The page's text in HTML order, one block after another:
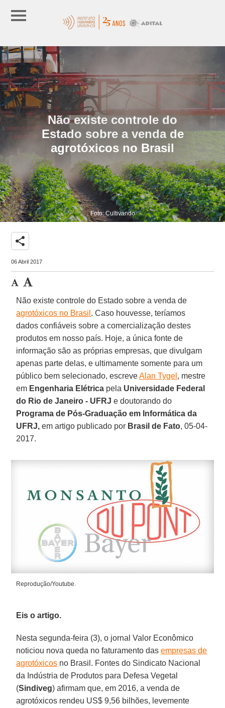
Não existe controle do
Estado sobre a venda de
agrotóxicos no Brasil
Foto: Cultivando
share
06 Abril 2017
Não existe controle do Estado sobre a venda de
agrotóxicos no Brasil . Caso houvesse, teríamos
dados confiáveis sobre a comercialização destes
produtos em nosso país. Hoje, a única fonte de
informação são as próprias empresas, que divulgam
apenas parte delas, e ultimamente somente para um
público bem selecionado, escreveAlan Tygel , mestre
em Engenharia Elétrica pela Universidade Federal
do Rio de Janeiro - UFRJ e doutorando do
Programa de Pós-Graduação em Informática da
UFRJ, em artigo publicado por Brasil de Fato, 05-04-
2017.
Reprodução/Youtube.
Eis o artigo.
Nesta segunda-feira (3), o jornal Valor Econômico
noticiou nova queda no faturamento dasempresas de
agrotóxicos no Brasil. Fontes do Sindicato Nacional
da Indústria de Produtos para Defesa Vegetal
(Sindiveg) afirmam que, em 2016, a venda de
agrotóxicos rendeu US$ 9,56 bilhões, levemente